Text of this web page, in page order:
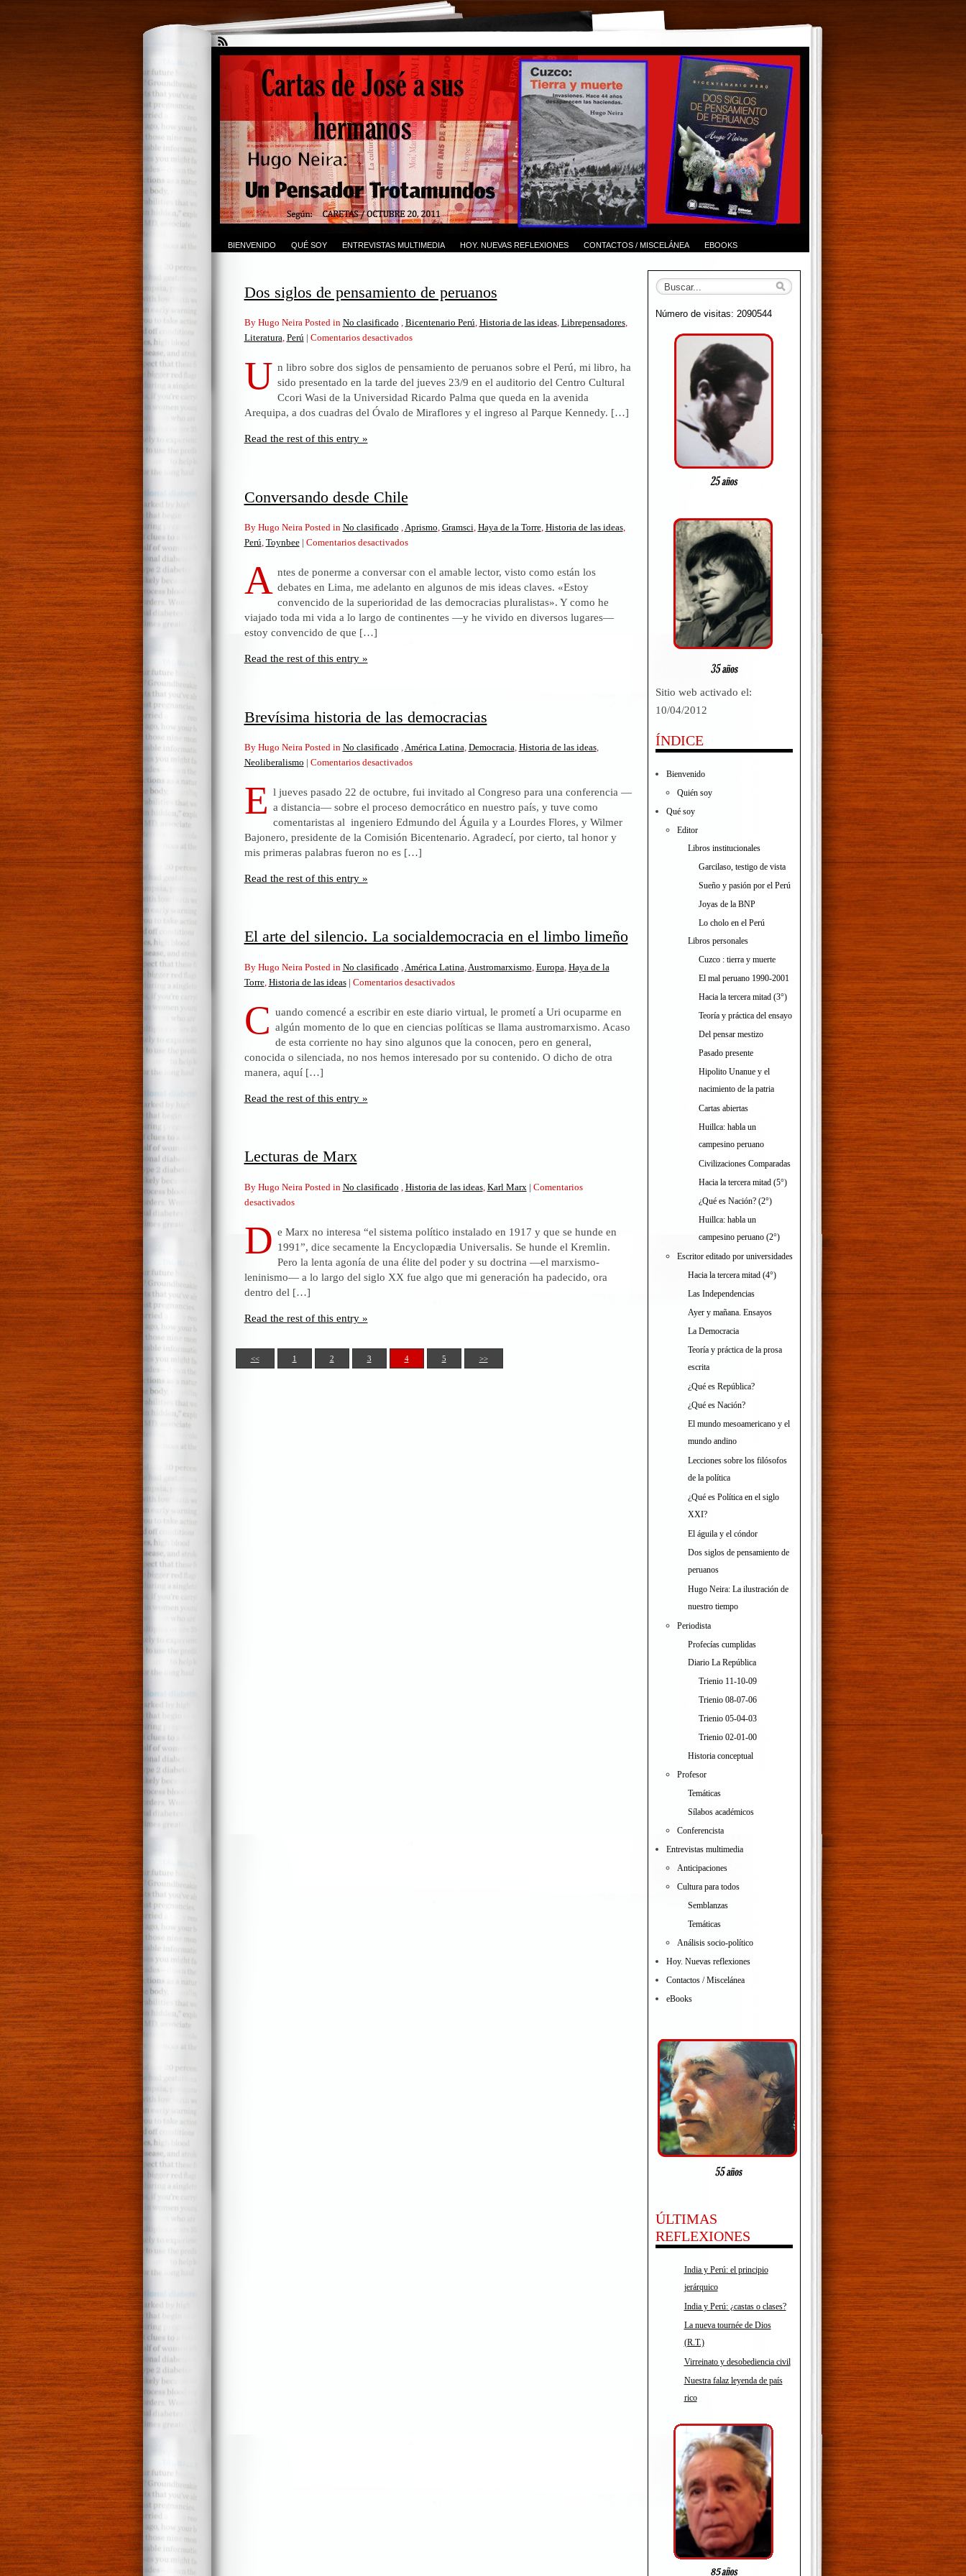
BIENVENIDO QUÉ SOY ENTREVISTAS MULTIMEDIA HOY. NUEVAS REFLEXIONES CONTACTOS / MISCELÁNEA EBOOKS
Dos siglos de pensamiento de peruanos
By Hugo Neira Posted in No clasificado , Bicentenario Perú, Historia de las ideas, Librepensadores,
Literatura, Perú | Comentarios desactivadosen
siglos
de
pensamiento
de
U n libro sobre dos siglos de pensamiento de peruanos sobre el Perú, mi libro, ha
sido presentado en la tarde del jueves 23/9 en el auditorio del Centro Cultural
Ccori Wasi de la Universidad Ricardo Palma que queda en la avenida
Arequipa, a dos cuadras del Óvalo de Miraflores y el ingreso al Parque Kennedy. […]
Read the rest of this entry »
Conversando desde Chile
By Hugo Neira Posted in No clasificado Aprismo Gramsci Haya de la Torre, Historia de las ideas,
Perú Toynbee | Comentarios desactivadosen
desde
Chile
A ntes de ponerme a conversar con el amable lector, visto como están los
debates en Lima, me adelanto en algunos de mis ideas claves. «Estoy
convencido de la superioridad de las democracias pluralistas». Y como he
viajado toda mi vida a lo largo de continentes —y he vivido en diversos lugares—
estoy convencido de que […]
Read the rest of this entry »
Brevísima historia de las democracias
By Hugo Neira Posted in No clasificado América Latina Democracia Historia de las ideas,
Neoliberalismo | Comentarios desactivadosen
historia
de
las
democracias
E l jueves pasado 22 de octubre, fui invitado al Congreso para una conferencia —
a distancia— sobre el proceso democrático en nuestro país, y tuve como
comentaristas al ingeniero Edmundo del Águila y a Lourdes Flores, y Wilmer
Bajonero, presidente de la Comisión Bicentenario. Agradecí, por cierto, tal honor y
mis primeras palabras fueron no es […]
Read the rest of this entry »
El arte del silencio. La socialdemocracia en el limbo limeño
By Hugo Neira Posted in No clasificado América Latina Austromarxismo Europa Haya de la
Torre, Historia de las ideas | Comentarios desactivadosen
arte
del
silencio.
La
C uando comencé a escribir en este diario virtual, le prometí a Uri ocuparme en
algún momento de lo que en ciencias políticas se llama austromarxismo. Acaso
de esta corriente no hay sino algunos que la conocen, pero en general,
conocida o silenciada, no nos hemos interesado por su contenido. O dicho de otra
manera, aquí […]
Read the rest of this entry »
Lecturas de Marx
By Hugo Neira Posted in No clasificado Historia de las ideas, Karl Marx | Comentarios
desactivadosen
de
Marx
D e Marx no interesa “el sistema político instalado en 1917 y que se hunde en
1991”, dice secamente la Encyclopædia Universalis. Se hunde el Kremlin.
Pero la lenta agonía de una élite del poder y su doctrina —el marxismo-
leninismo— a lo largo del siglo XX fue algo que mi generación ha padecido, ora
dentro del […]
Read the rest of this entry »
<< 1 2 3 4 5 >>
Número de visitas: 2090544
Sitio web activado el:
10/04/2012
ÍNDICE
Bienvenido
Quién soy
Qué soy
Editor
Libros institucionales
Garcilaso, testigo de vista
Sueño y pasión por el Perú
Joyas de la BNP
Lo cholo en el Perú
Libros personales
Cuzco : tierra y muerte
El mal peruano 1990-2001
Hacia la tercera mitad (3°)
Teoría y práctica del ensayo
Del pensar mestizo
Pasado presente
Hipolito Unanue y el
nacimiento de la patria
Cartas abiertas
Huillca: habla un
campesino peruano
Civilizaciones Comparadas
Hacia la tercera mitad (5°)
¿Qué es Nación? (2°)
Huillca: habla un
campesino peruano (2°)
Escritor editado por universidades
Hacia la tercera mitad (4°)
Las Independencias
Ayer y mañana. Ensayos
La Democracia
Teoría y práctica de la prosa
escrita
¿Qué es República?
¿Qué es Nación?
El mundo mesoamericano y el
mundo andino
Lecciones sobre los filósofos
de la política
¿Qué es Política en el siglo
XXI?
El águila y el cóndor
Dos siglos de pensamiento de
peruanos
Hugo Neira: La ilustración de
nuestro tiempo
Periodista
Profecías cumplidas
Diario La República
Trienio 11-10-09
Trienio 08-07-06
Trienio 05-04-03
Trienio 02-01-00
Historia conceptual
Profesor
Temáticas
Sílabos académicos
Conferencista
Entrevistas multimedia
Anticipaciones
Cultura para todos
Semblanzas
Temáticas
Análisis socio-político
Hoy. Nuevas reflexiones
Contactos / Miscelánea
eBooks
ÚLTIMAS
REFLEXIONES
India y Perú: el principio
jerárquico
India y Perú: ¿castas o clases?
La nueva tournée de Dios
(R.T.)
Virreinato y desobediencia civil
Nuestra falaz leyenda de país
rico